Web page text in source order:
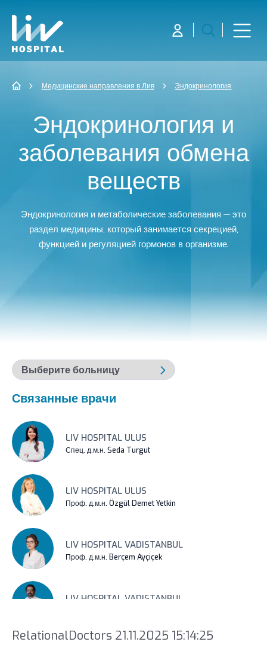
Медицинские направления в Лив Эндокринология
Эндокринология и
заболевания обмена
веществ
Эндокринология и метаболические заболевания — это
раздел медицины, который занимается секрецией,
функцией и регуляцией гормонов в организме.
Связанные врачи
LIV HOSPITAL ULUS
Спец. д.м.н. Seda Turgut
LIV HOSPITAL ULUS
Проф. д.м.н. Özgül Demet Yetkin
LIV HOSPITAL VADISTANBUL
Проф. д.м.н. Berçem Ayçiçek
LIV HOSPITAL VADISTANBUL
RelationalDoctors 21.11.2025 15:14:25